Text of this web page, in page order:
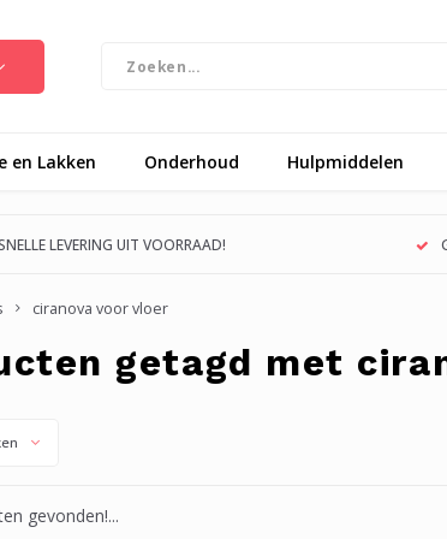
en Lakken Onderhoud Hulpmiddelen
LEVERING UIT VOORRAAD!
ciranova voor vloer
getagd met
gevonden!...